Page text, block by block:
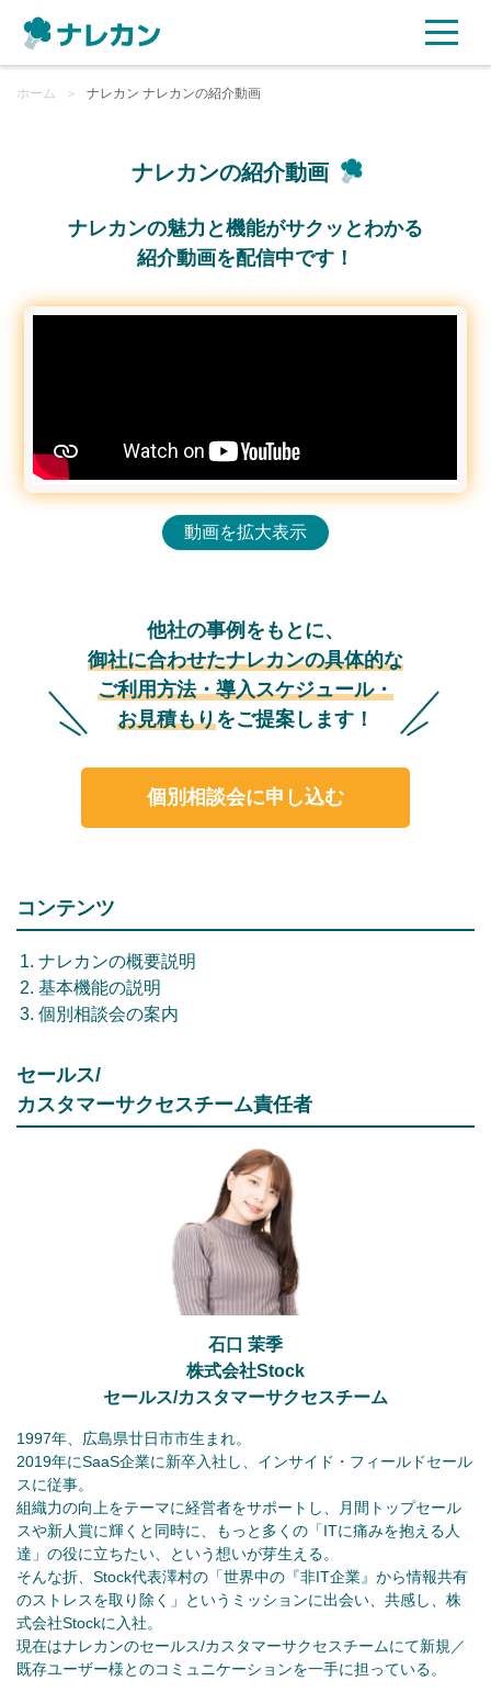
ご利用プラン
ご利用企業様の声
資料ダウンロード
無料トライアル
ホーム ＞ ナレカン ナレカンの紹介動画
ナレカンの紹介動画
ナレカンの魅力と機能がサクッとわかる
紹介動画を配信中です！
動画を拡大表示
他社の事例をもとに、
御社に合わせたナレカンの具体的な
ご利用方法・導入スケジュール・
お見積もりをご提案します！
個別相談会に申し込む
コンテンツ
ナレカンの概要説明
基本機能の説明
個別相談会の案内
セールス/
カスタマーサクセスチーム責任者
石口 茉季
株式会社Stock
セールス/カスタマーサクセスチーム
1997年、広島県廿日市市生まれ。
2019年にSaaS企業に新卒入社し、インサイド・フィールドセール
スに従事。
組織力の向上をテーマに経営者をサポートし、月間トップセール
スや新人賞に輝くと同時に、もっと多くの「ITに痛みを抱える人
達」の役に立ちたい、という想いが芽生える。
そんな折、Stock代表澤村の「世界中の『非IT企業』から情報共有
のストレスを取り除く」というミッションに出会い、共感し、株
式会社Stockに入社。
現在はナレカンのセールス/カスタマーサクセスチームにて新規／
既存ユーザー様とのコミュニケーションを一手に担っている。